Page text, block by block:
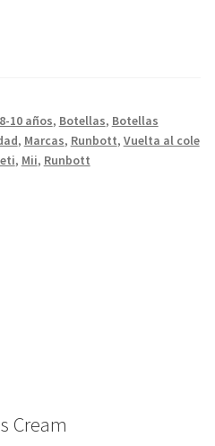
8-10 años, Botellas, Botellas
, Marcas, Runbott, Vuelta al cole
, Mii, Runbott
Cream